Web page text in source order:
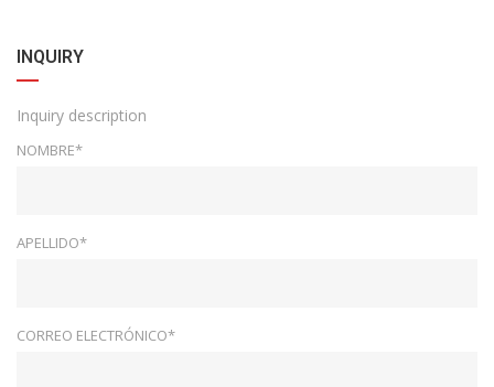
INQUIRY
Inquiry description
NOMBRE*
APELLIDO*
CORREO ELECTRÓNICO*